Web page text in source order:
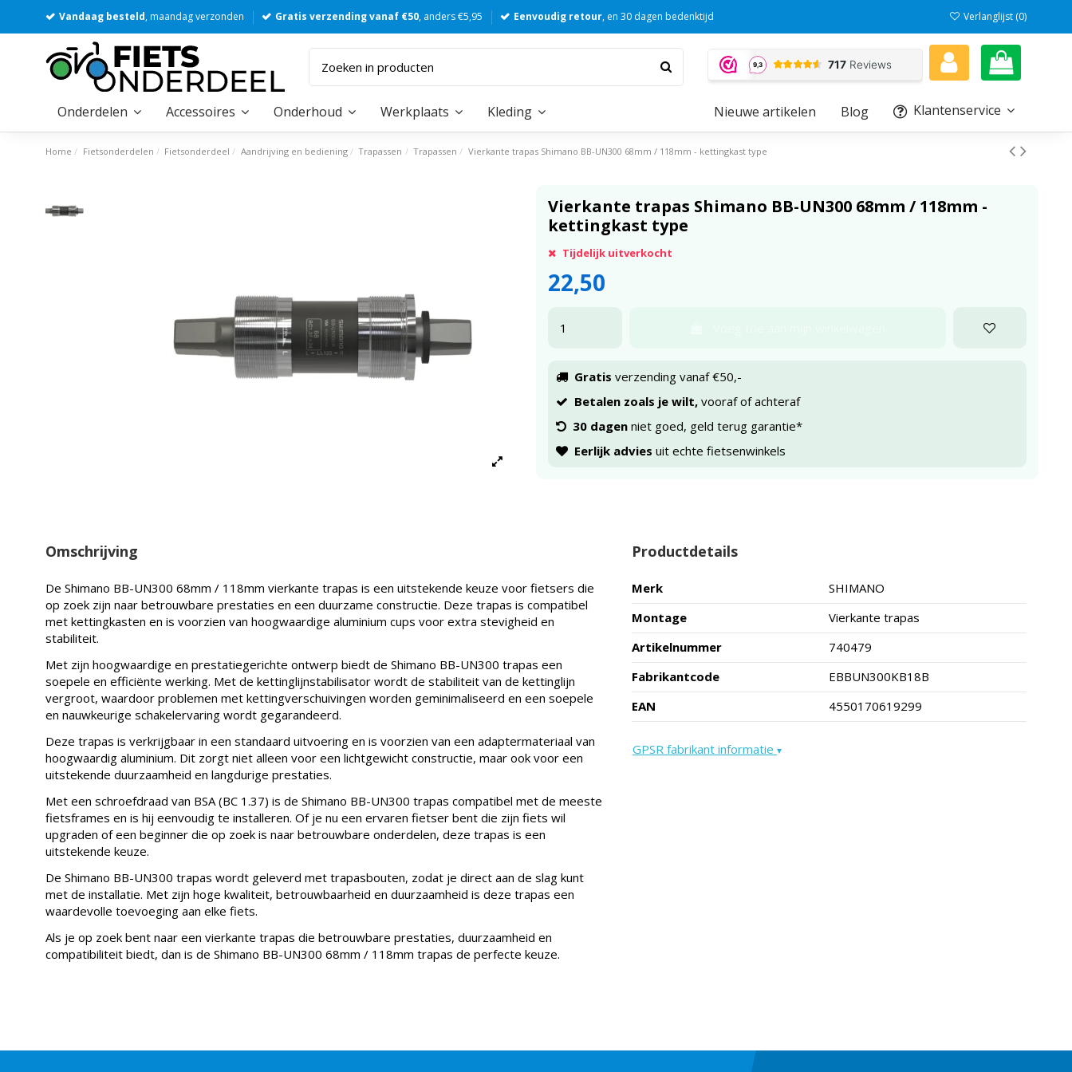
Vandaag besteld, maandag verzonden Gratis verzending vanaf €50, anders €5,95 Eenvoudig retour, en 30 dagen bedenktijd Verlanglijst (0)
Onderdelen Accessoires Onderhoud Werkplaats Kleding Klantenservice
Blog
Nieuwe artikelen
Home Fietsonderdelen Fietsonderdeel Aandrijving en bediening Trapassen Trapassen Vierkante trapas Shimano BB-UN300 68mm / 118mm - kettingkast type
Vierkante trapas Shimano BB-UN300 68mm / 118mm -
kettingkast type
Tijdelijk uitverkocht
22,50
Gratis verzending vanaf €50,-
Betalen zoals je wilt,vooraf of achteraf
30 dagenniet goed, geld terug garantie*
Eerlijk advies uit echte fietsenwinkels
Omschrijving
De Shimano BB-UN300 68mm / 118mm vierkante trapas is een uitstekende keuze voor fietsers die
op zoek zijn naar betrouwbare prestaties en een duurzame constructie. Deze trapas is compatibel
met kettingkasten en is voorzien van hoogwaardige aluminium cups voor extra stevigheid en
stabiliteit.
Met zijn hoogwaardige en prestatiegerichte ontwerp biedt de Shimano BB-UN300 trapas een
soepele en efficiënte werking. Met de kettinglijnstabilisator wordt de stabiliteit van de kettinglijn
vergroot, waardoor problemen met kettingverschuivingen worden geminimaliseerd en een soepele
en nauwkeurige schakelervaring wordt gegarandeerd.
Deze trapas is verkrijgbaar in een standaard uitvoering en is voorzien van een adaptermateriaal van
hoogwaardig aluminium. Dit zorgt niet alleen voor een lichtgewicht constructie, maar ook voor een
uitstekende duurzaamheid en langdurige prestaties.
Met een schroefdraad van BSA (BC 1.37) is de Shimano BB-UN300 trapas compatibel met de meeste
fietsframes en is hij eenvoudig te installeren. Of je nu een ervaren fietser bent die zijn fiets wil
upgraden of een beginner die op zoek is naar betrouwbare onderdelen, deze trapas is een
uitstekende keuze.
De Shimano BB-UN300 trapas wordt geleverd met trapasbouten, zodat je direct aan de slag kunt
met de installatie. Met zijn hoge kwaliteit, betrouwbaarheid en duurzaamheid is deze trapas een
waardevolle toevoeging aan elke fiets.
Als je op zoek bent naar een vierkante trapas die betrouwbare prestaties, duurzaamheid en
compatibiliteit biedt, dan is de Shimano BB-UN300 68mm / 118mm trapas de perfecte keuze.
Productdetails
Merk
SHIMANO
Montage
Vierkante trapas
Artikelnummer
740479
Fabrikantcode
EBBUN300KB18B
EAN
4550170619299
GPSR fabrikant informatie ▾